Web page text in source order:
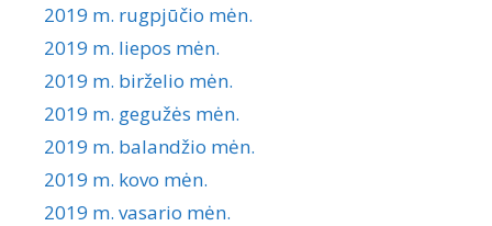
2019 m. rugpjūčio mėn.
2019 m. liepos mėn.
2019 m. birželio mėn.
2019 m. gegužės mėn.
2019 m. balandžio mėn.
2019 m. kovo mėn.
2019 m. vasario mėn.